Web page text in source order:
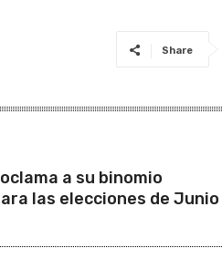
Share
a su binomio
las elecciones de Junio